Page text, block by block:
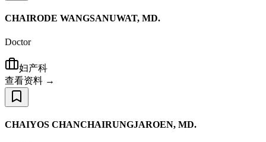
CHAIRODE WANGSANUWAT, MD.
Doctor
妇产科
查看资料 →
CHAIYOS CHANCHAIRUNGJAROEN, MD.